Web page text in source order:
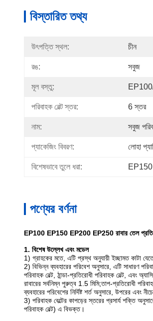
বিস্তারিত তথ্য
উৎপত্তি স্থল: চীন
রঙ: সবুজ
মূল বস্তু:
পরিবাহক বেল্ট স্তর: 6 স্তর
নাম: সবুজ
প্যাকেজিং বিবরণ: লোহা
বিশেষভাবে তুলে ধরা: EP150
পণ্যের বর্ণনা
EP100 EP150 EP200 EP250 রাবার তেল
1. বিশেষ উল্লেখ এবং মডেল
1) গ্রাহকের মতে, এটি প্রস্থ অনুযায়ী ইচ্ছামত কাটা
2) বিভিন্ন ব্যবহারের পরিবেশ অনুসারে, এটি সাধারণ
পরিবাহক বেল্ট, ঠান্ডা-প্রতিরোধী পরিবাহক বেল্ট, এবং
রাবারের সর্বনিম্ন পুরুত্ব 1.5 মিমি;তাপ-প্রতিরোধী
ব্যবহারের পরিবেশের নির্দিষ্ট শর্ত অনুসারে, উপরের এবং
3) পরিবাহক বেল্টের কাপড়ের স্তরের প্রসার্য শক্তি
পরিবাহক বেল্ট) এ বিভক্ত।